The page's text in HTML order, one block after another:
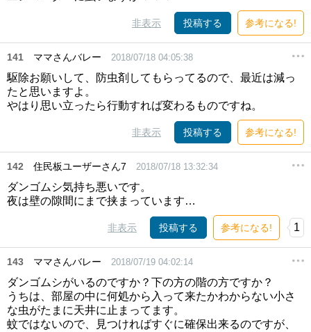
非表示 投稿する 参考になる!
141 ママさんバレー 2018/07/18 04:05:38
駆除お願いして、防虫剤してもらってるので、最近は減っ
たと思いますよ。
やはり思い立ったら行動すれば変わるものですね。
非表示 投稿する 参考になる!
142 住民板ユーザーさん7 2018/07/18 13:32:34
ダンゴムシ気持ち悪いです。
夜は壁の隙間にまで挟まっています…
非表示 投稿する 参考になる! 1
143 ママさんバレー 2018/07/19 04:02:14
ダンゴムシがいるのですか？下の方の階の方ですか？
うちは、部屋の中に何処から入って来たかわからない小さ
な虫がたまに天井に止まってます。
蚊ではないので、見つければすぐに確保出来るのですが、